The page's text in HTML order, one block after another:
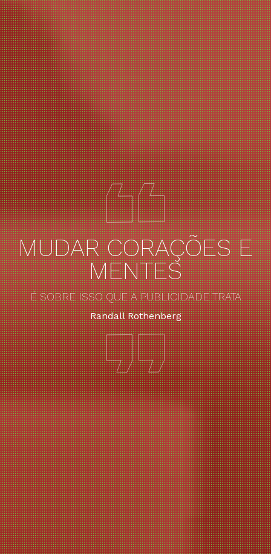
MUDAR CORAÇÕES E
MENTES
É SOBRE ISSO QUE A PUBLICIDADE TRATA
Randall Rothenberg